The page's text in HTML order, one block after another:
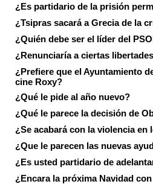
¿Es partidario de la prisión
¿Tsipras sacará a Grecia de la
¿Quién debe ser el líder del
¿Renunciaría a ciertas
¿Prefiere que el Ayuntamiento
cine Roxy?
¿Qué le pide al año nuevo?
¿Qué le parece la decisión de
¿Se acabará con la violencia
¿Que le parecen las nuevas
¿Es usted partidario de
¿Encara la próxima Navidad